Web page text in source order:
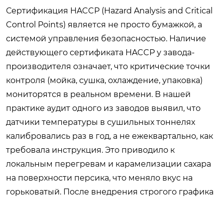
Сертификация HACCP (Hazard Analysis and Critical
Control Points) является не просто бумажкой, а
системой управления безопасностью. Наличие
действующего сертификата HACCP у завода-
производителя означает, что критические точки
контроля (мойка, сушка, охлаждение, упаковка)
мониторятся в реальном времени. В нашей
практике аудит одного из заводов выявил, что
датчики температуры в сушильных тоннелях
калибровались раз в год, а не ежеквартально, как
требовала инструкция. Это приводило к
локальным перегревам и карамелизации сахара
на поверхности персика, что меняло вкус на
горьковатый. После внедрения строгого графика